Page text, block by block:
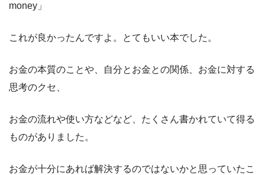
money」
これが良かったんですよ。とてもいい本でした。
お金の本質のことや、自分とお金との関係、お金に対する
思考のクセ、
お金の流れや使い方などなど、たくさん書かれていて得る
ものがありました。
お金が十分にあれば解決するのではないかと思っていたこ